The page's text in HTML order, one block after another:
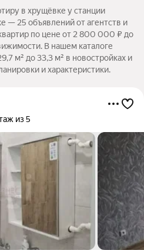
в хрущёвке у станции
— 25 объявлений от агентств и
по цене от 2 800 000 ₽ до
В нашем каталоге
м² до 33,3 м² в новостройках и
и характеристики.
из 5